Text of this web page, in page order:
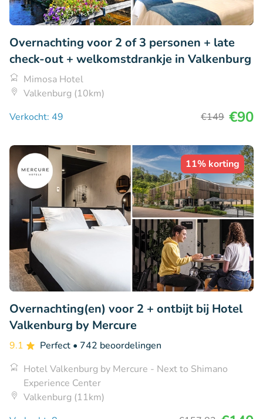
Overnachting voor 2 of 3 personen + late
check-out + welkomstdrankje in Valkenburg
Mimosa Hotel
Valkenburg (10km)
Verkocht: 49
€149 €90
11% korting
Overnachting(en) voor 2 + ontbijt bij Hotel
Valkenburg by Mercure
9.1 Perfect • 742 beoordelingen
Hotel Valkenburg by Mercure - Next to Shimano
Experience Center
Valkenburg (11km)